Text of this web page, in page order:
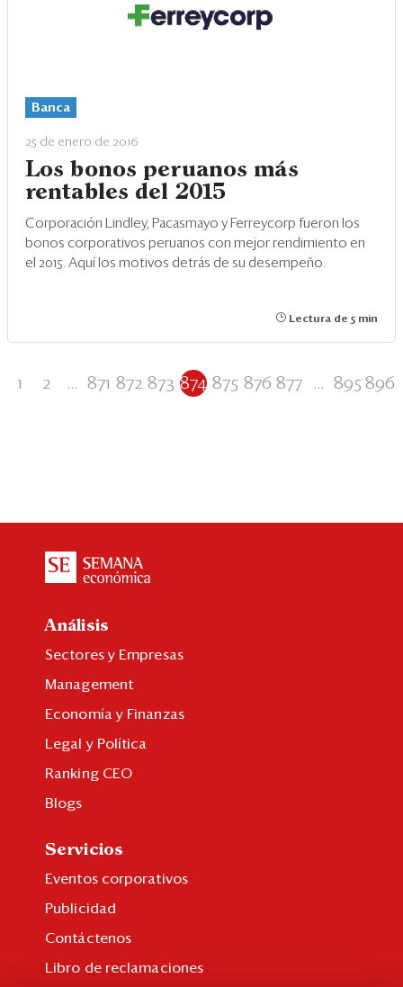
Banca
25 de enero de 2016
Los bonos peruanos más
rentables del 2015
Corporación Lindley, Pacasmayo y Ferreycorp fueron los
bonos corporativos peruanos con mejor rendimiento en
el 2015. Aquí los motivos detrás de su desempeño.
Lectura de 5 min
1 2 ... 871 872 873 874 875 876 877 ... 895 896
Análisis
Sectores y Empresas
Management
Economía y Finanzas
Legal y Política
Ranking CEO
Blogs
Servicios
Eventos corporativos
Publicidad
Contáctenos
Libro de reclamaciones